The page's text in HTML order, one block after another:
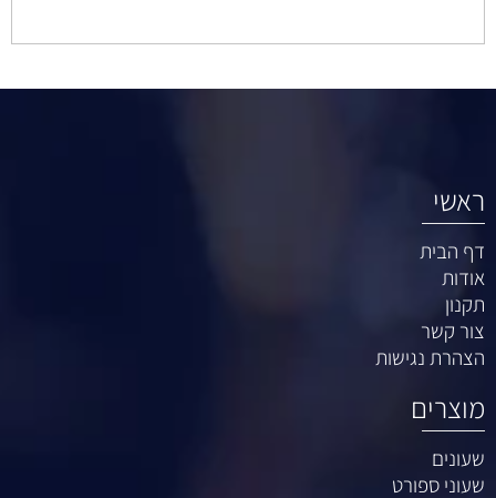
ראשי
דף הבית
אודות
תקנון
צור קשר
הצהרת נגישות
מוצרים
שעונים
שעוני ספורט